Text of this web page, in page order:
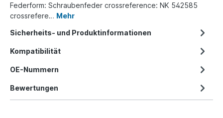
Federform: Schraubenfeder crossreference: NK 542585
crossrefere… Mehr
Sicherheits- und Produktinformationen
Kompatibilität
OE-Nummern
Bewertungen